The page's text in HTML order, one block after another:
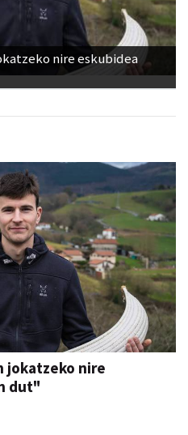
nire eskubidea
jokatzeko nire
dut"